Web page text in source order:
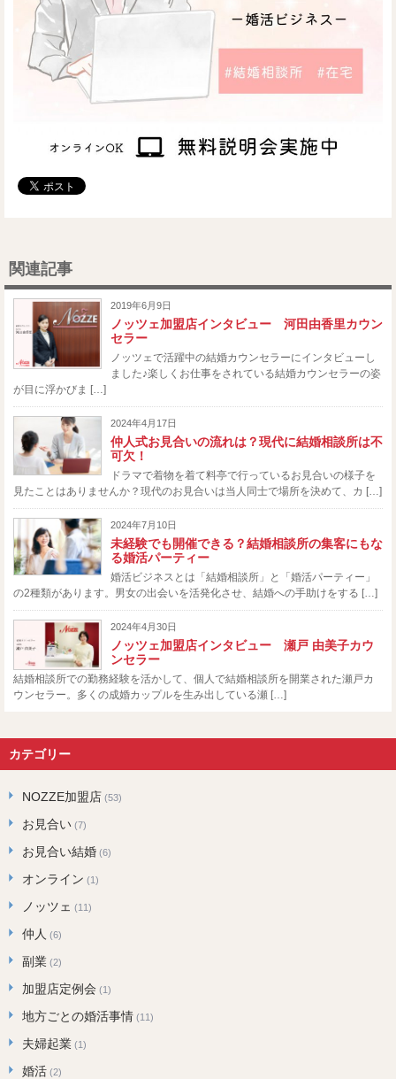
関連記事
2019年6月9日
ノッツェ加盟店インタビュー 河田由香里カウン
セラー
ノッツェで活躍中の結婚カウンセラーにインタビューし
ました♪楽しくお仕事をされている結婚カウンセラーの姿
が目に浮かびま […]
2024年4月17日
仲人式お見合いの流れは？現代に結婚相談所は不
可欠！
ドラマで着物を着て料亭で行っているお見合いの様子を
見たことはありませんか？現代のお見合いは当人同士で場所を決めて、カ […]
2024年7月10日
未経験でも開催できる？結婚相談所の集客にもな
る婚活パーティー
婚活ビジネスとは「結婚相談所」と「婚活パーティー」
の2種類があります。男女の出会いを活発化させ、結婚への手助けをする […]
2024年4月30日
ノッツェ加盟店インタビュー 瀬戸 由美子カウ
ンセラー
結婚相談所での勤務経験を活かして、個人で結婚相談所を開業された瀬戸カ
ウンセラー。多くの成婚カップルを生み出している瀬 […]
カテゴリー
NOZZE加盟店 (53)
お見合い (7)
お見合い結婚 (6)
オンライン (1)
ノッツェ (11)
仲人 (6)
副業 (2)
加盟店定例会 (1)
地方ごとの婚活事情 (11)
夫婦起業 (1)
婚活 (2)